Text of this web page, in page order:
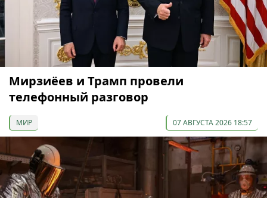
Мирзиёев и Трамп провели
телефонный разговор
МИР 07 АВГУСТА 2026 18:57